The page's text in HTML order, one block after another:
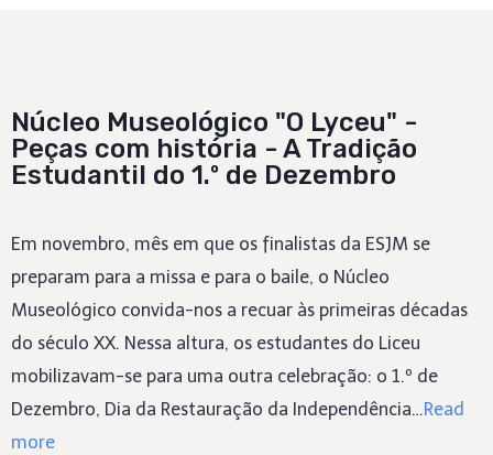
Núcleo Museológico "O Lyceu" -
Peças com história - A Tradição
Estudantil do 1.º de Dezembro
Em novembro, mês em que os finalistas da ESJM se
preparam para a missa e para o baile, o Núcleo
Museológico convida-nos a recuar às primeiras décadas
do século XX. Nessa altura, os estudantes do Liceu
mobilizavam-se para uma outra celebração: o 1.º de
Dezembro, Dia da Restauração da Independência…Read
more